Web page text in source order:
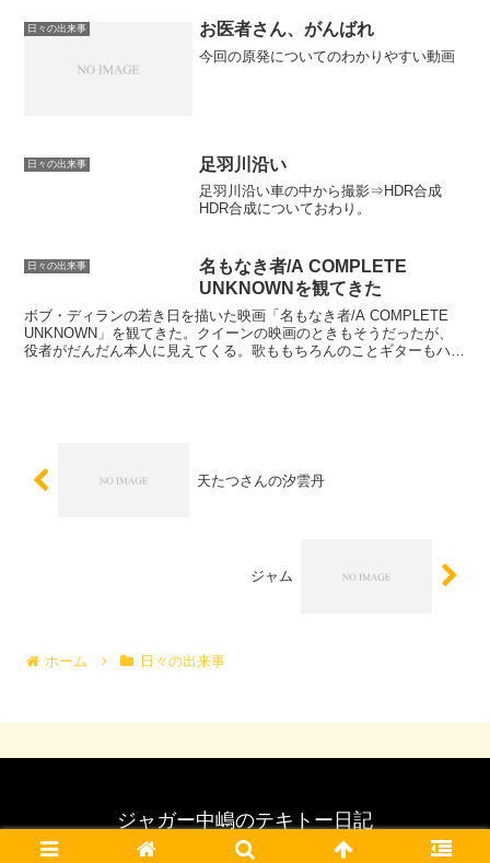
日々の出来事 お医者さん、がんばれ
今回の原発についてのわかりやすい動画
日々の出来事 足羽川沿い
足羽川沿い車の中から撮影⇒HDR合成
HDR合成についておわり。
日々の出来事
名もなき者/A COMPLETE
UNKNOWNを観てきた
ボブ・ディランの若き日を描いた映画「名もなき者/A COMPLETE
UNKNOWN」を観てきた。クイーンの映画のときもそうだったが、
役者がだんだん本人に見えてくる。歌ももちろんのことギターもハー
天たつさんの汐雲丹
ジャム
ホーム 日々の出来事
ジャガー中嶋のテキトー日記
© 2007 ジャガー中嶋のテキトー日記.